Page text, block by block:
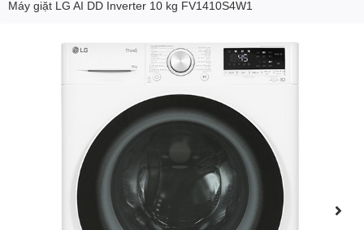
Máy giặt LG AI DD Inverter 10 kg FV1410S4W1